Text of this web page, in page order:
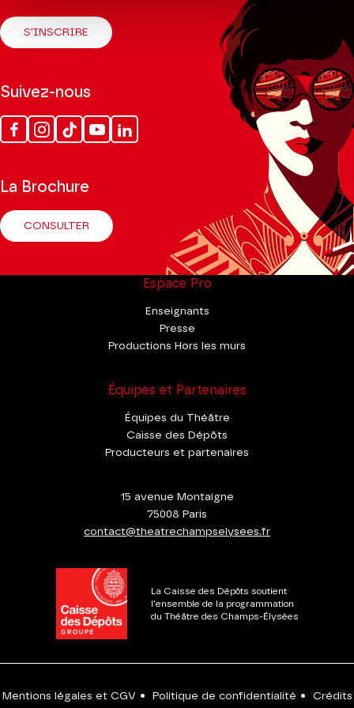
S'INSCRIRE
Suivez-nous
FacebookInstagram
Tik
Tok
YoutubeLinkedin
La Brochure
CONSULTER
Espace Pro
Enseignants
Presse
Productions Hors les murs
Équipes et Partenaires
Équipes du Théâtre
Caisse des Dépôts
Producteurs et partenaires
15 avenue Montaigne
75008 Paris
contact@theatrechampselysees.fr
La Caisse des Dépôts soutient
l'ensemble de la programmation
du Théâtre des Champs-Élysées
Mentions légales et CGV • Politique de confidentialité • Crédits